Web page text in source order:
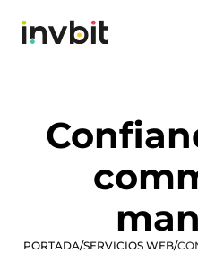
PORTADA/SERVICIOS WEB/